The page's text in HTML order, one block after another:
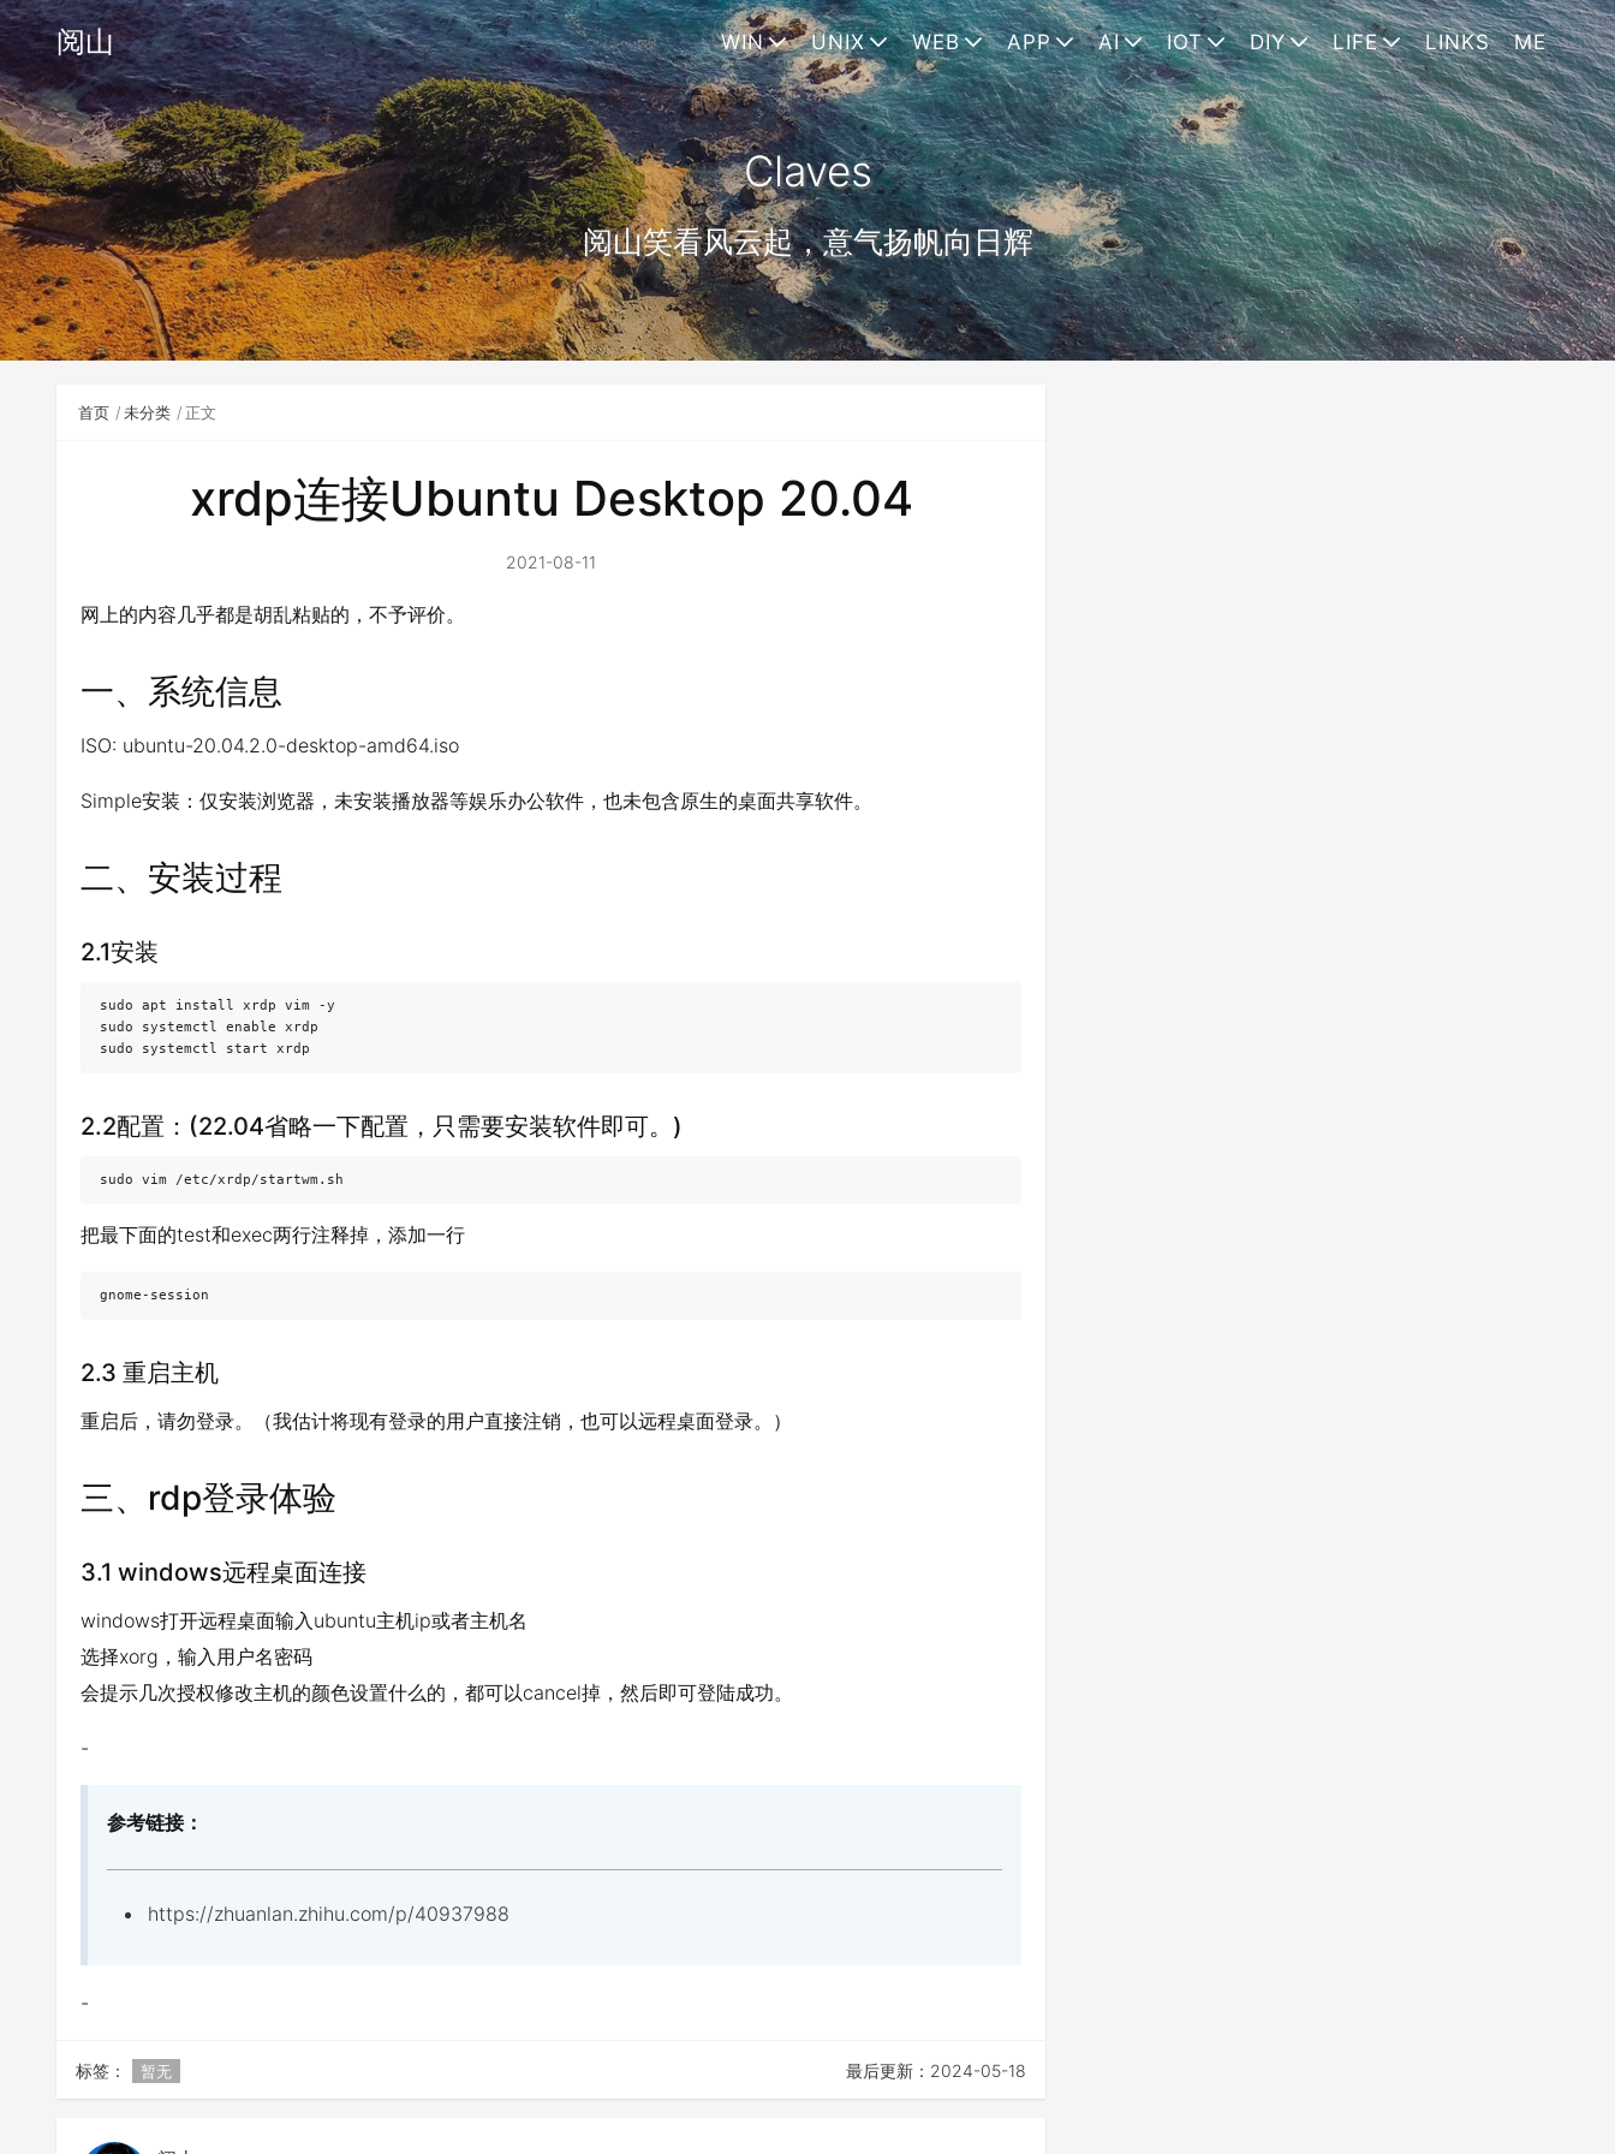
阅山 WIN UNIX WEB APP AI IOT DIY LIFE LINKS ME
Claves
阅山笑看风云起，意气扬帆向日辉
首页 未分类 正文
xrdp连接Ubuntu Desktop 20.04
2021-08-11
网上的内容几乎都是胡乱粘贴的，不予评价。
一、系统信息
ISO: ubuntu-20.04.2.0-desktop-amd64.iso
Simple安装：仅安装浏览器，未安装播放器等娱乐办公软件，也未包含原生的桌面共享软件。
二、安装过程
2.1安装
sudo apt install xrdp vim -y
sudo systemctl enable xrdp
sudo systemctl start xrdp
2.2配置：(22.04省略一下配置，只需要安装软件即可。)
sudo vim /etc/xrdp/startwm.sh
把最下面的test和exec两行注释掉，添加一行
gnome-session
2.3 重启主机
重启后，请勿登录。（我估计将现有登录的用户直接注销，也可以远程桌面登录。）
三、rdp登录体验
3.1 windows远程桌面连接
windows打开远程桌面输入ubuntu主机ip或者主机名
选择xorg，输入用户名密码
会提示几次授权修改主机的颜色设置什么的，都可以cancel掉，然后即可登陆成功。
-
参考链接：
https://zhuanlan.zhihu.com/p/40937988
-
标签： 暂无 最后更新：2024-05-18